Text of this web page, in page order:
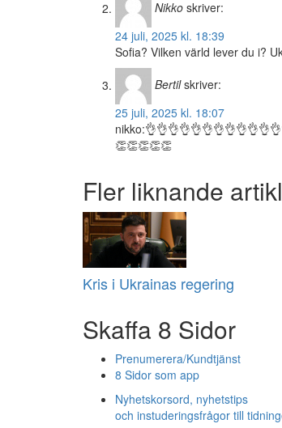
Nikko skriver:
24 juli, 2025 kl. 18:39
Sofia? Vilken värld lever du i?
Bertil skriver:
25 juli, 2025 kl. 18:07
👏👏👏👏👏
Fler liknande
Kris i Ukrainas regering
Skaffa 8 Sidor
Prenumerera/Kundtjänst
8 Sidor som app
Nyhetskorsord, nyhetstips
och instuderingsfrågor till